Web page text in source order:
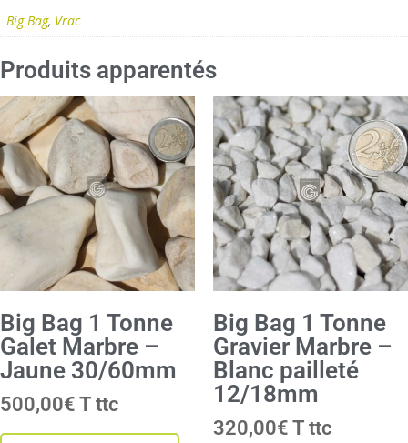
Big Bag, Vrac
Produits apparentés
Big Bag 1 Tonne
Galet Marbre –
Jaune 30/60mm
500,00€T
Big Bag 1 Tonne
Gravier Marbre –
Blanc pailleté
12/18mm
320,00€T